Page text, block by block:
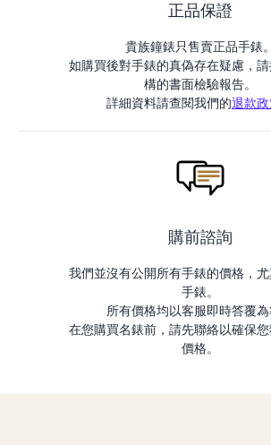
正品保證
貴族鐘錶只售賣正品手錶。
如購買後對手錶的真偽存在疑慮，
構的書面檢驗報告。
詳細資料請查閱我們的退款
購前諮詢
我們並沒有公開所有手錶的價格，
手錶。
所有價格均以客服即時答覆為
在您購買名錶前，請先聯絡以確保
價格。